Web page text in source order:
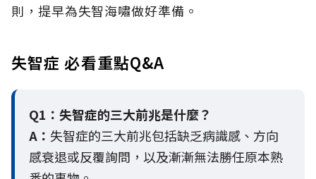
則，提早為失智海嘯做好準備。
失智症 必看重點Q&A
Q1：失智症的三大前兆是什麼？
A： 失智症的三大前兆包括缺乏病識感、方向
感衰退或反覆詢問，以及漸漸無法勝任原本熟